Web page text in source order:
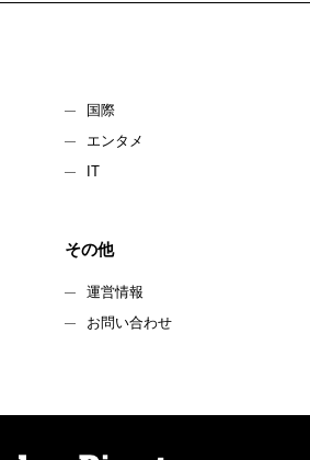
国際
エンタメ
IT
その他
運営情報
お問い合わせ